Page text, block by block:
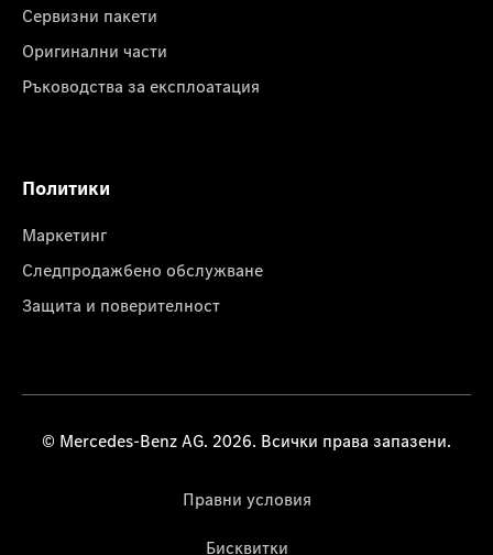
Сервизни пакети
Оригинални части
Ръководства за експлоатация
Политики
Маркетинг
Следпродажбено обслужване
Защита и поверителност
© Mercedes-Benz AG. 2026. Всички права запазени.
Правни условия
Бисквитки